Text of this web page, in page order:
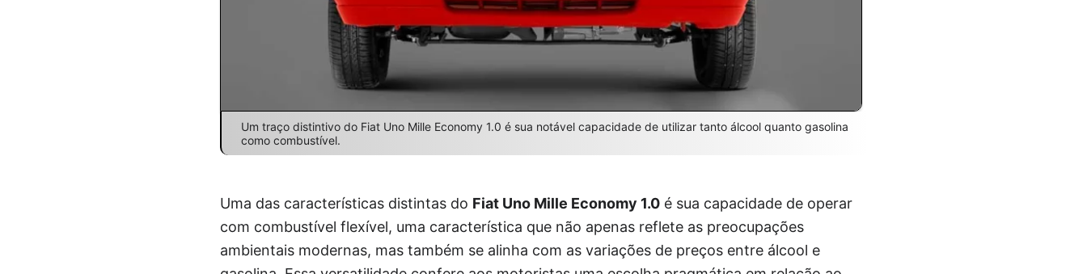
Um traço distintivo do Fiat Uno Mille Economy 1.0 é sua notável capacidade de utilizar tanto álcool quanto gasolina
como combustível.
Uma das características distintas do Fiat Uno Mille Economy 1.0 é sua capacidade de operar
com combustível flexível, uma característica que não apenas reflete as preocupações
ambientais modernas, mas também se alinha com as variações de preços entre álcool e